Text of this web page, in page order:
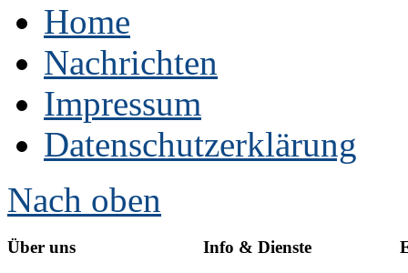
Home
Nachrichten
Impressum
Datenschutzerklärung
Nach oben
Über uns Info & Dienste